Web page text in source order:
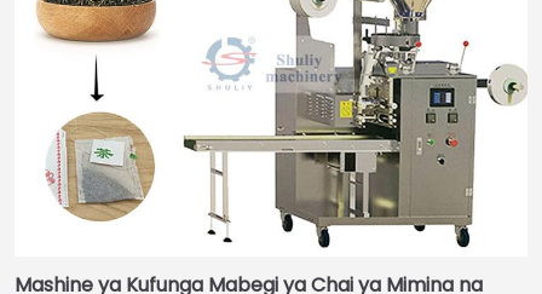
Mashine ya Kufunga Mabegi ya Chai ya Mimina na